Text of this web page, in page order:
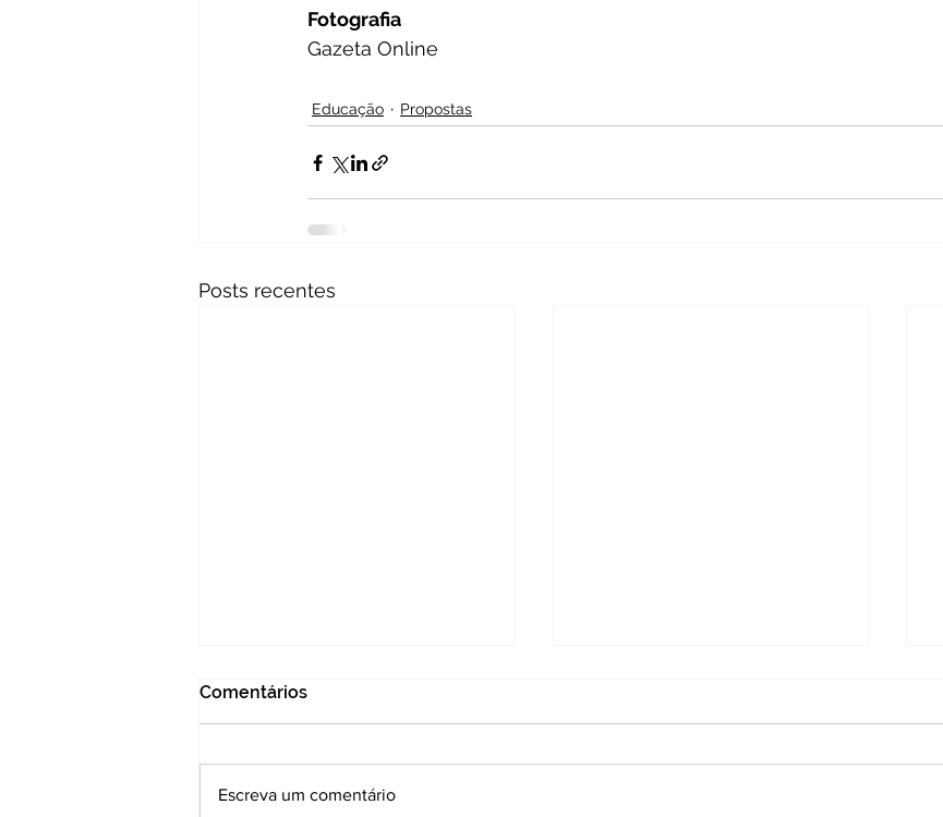
Fotografia
Gazeta Online
Educação Propostas
Posts recentes
Comentários
Escreva um comentário